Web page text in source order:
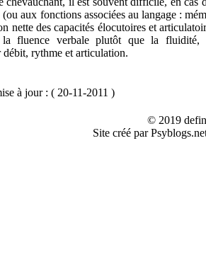
(ou aux fonctions associées au langage :
nette des capacités élocutoires et
la fluence verbale plutôt que la
débit, rythme et articulation.
à jour : ( 20-11-2011 )
© 2019
Site créé par